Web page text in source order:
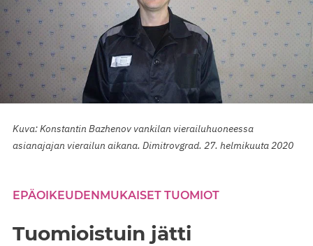
Kuva: Konstantin Bazhenov vankilan vierailuhuoneessa
asianajajan vierailun aikana. Dimitrovgrad. 27. helmikuuta 2020
EPÄOIKEUDENMUKAISET TUOMIOT
Tuomioistuin jätti